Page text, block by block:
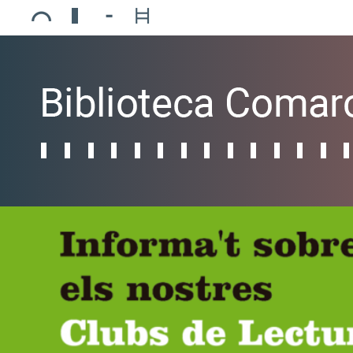
Ajuntament de Mollerussa
Biblioteca Comarcal Jaume Vila
Piscines de Mollerussa